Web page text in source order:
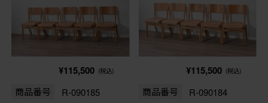
¥115,500 (税込)
商品番号 R-090185
¥115,500 (税込)
商品番号 R-090184